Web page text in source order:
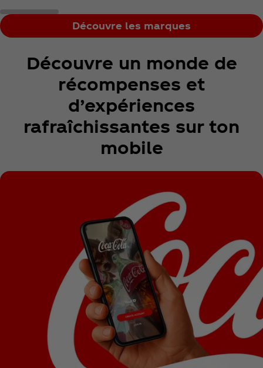
Découvre les marques
Découvre un monde de
récompenses et
d’expériences
rafraîchissantes sur ton
mobile